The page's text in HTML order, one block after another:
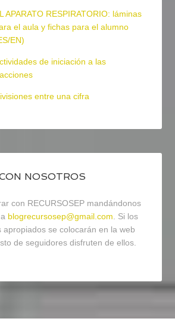
APARATO RESPIRATORIO: láminas
el aula y fichas para el alumno
EN)
de iniciación a las
entre una cifra
NOSOTROS
con RECURSOSEP mandándonos
blogrecursosep@gmail.com . Si los
apropiados se colocarán en la web
de seguidores disfruten de ellos.